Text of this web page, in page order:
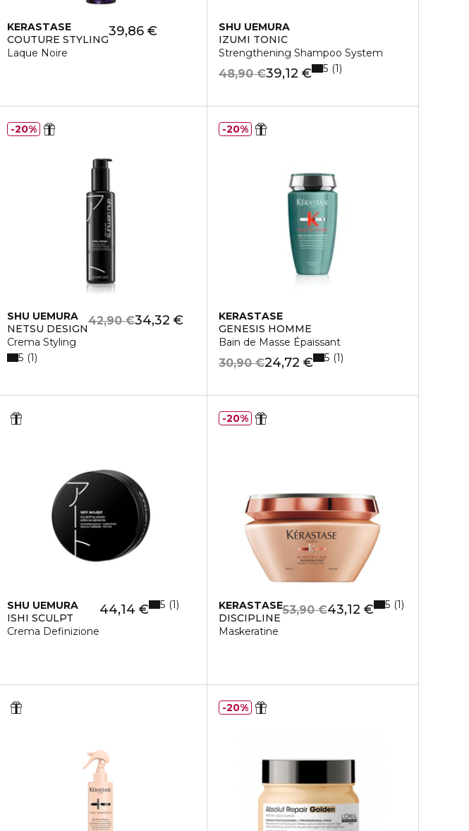
KERASTASE
COUTURE STYLING
Laque Noire
39,86 €
SHU UEMURA
IZUMI TONIC
Strengthening Shampoo System
39,12 €
48,90 € 5 1
SHU UEMURA
NETSU DESIGN
Crema Styling
34,32 €
42,90 €
5 1
20%
KERASTASE
GENESIS HOMME
Bain de Masse Épaissant
24,72 €
30,90 € 5 1
20%
SHU UEMURA
ISHI SCULPT
Crema Definizione
44,14 € 5 1
KERASTASE
DISCIPLINE
Maskeratine
43,12 €
53,90 € 5 1
20%
20%